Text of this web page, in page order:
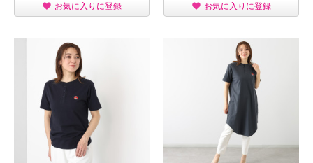
お気に入りに登録 お気に入りに登録